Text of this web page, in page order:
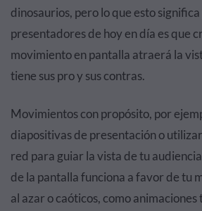
dinosaurios, pero lo que esto
presentadores de hoy en día es que
movimiento en pantalla atraerá la
tiene sus pro y sus contras.
Movimientos con propósito, por
diapositivas de presentación o
red para guiar la vista de tu
de la pantalla funciona a favor de tu
al azar o caóticos, como